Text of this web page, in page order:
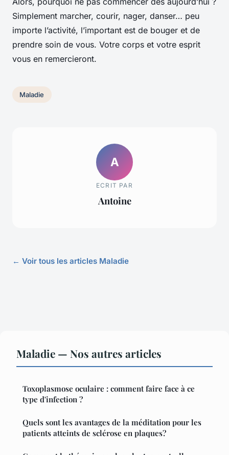
Simplement marcher, courir, nager, danser… peu
importe l’activité, l’important est de bouger et de
prendre soin de vous. Votre corps et votre esprit
vous en remercieront.
Maladie
A
ECRIT PAR
Antoine
← Voir tous les articles Maladie
Maladie — Nos autres articles
Toxoplasmose oculaire : comment faire face à ce
type d'infection ?
Quels sont les avantages de la méditation pour les
patients atteints de sclérose en plaques?